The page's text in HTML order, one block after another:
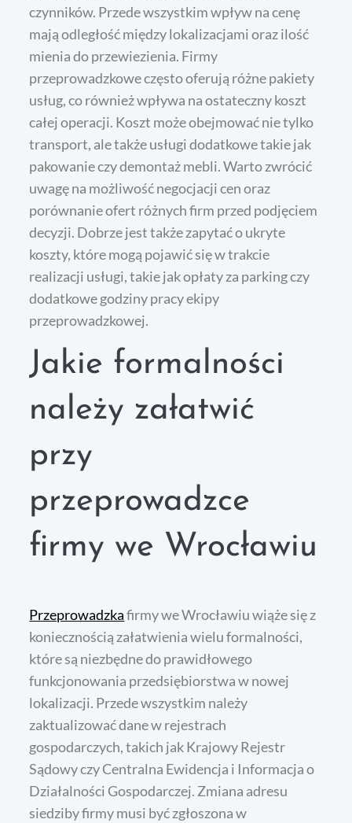
czynników. Przede wszystkim wpływ na cenę
mają odległość między lokalizacjami oraz ilość
mienia do przewiezienia. Firmy
przeprowadzkowe często oferują różne pakiety
usług, co również wpływa na ostateczny koszt
całej operacji. Koszt może obejmować nie tylko
transport, ale także usługi dodatkowe takie jak
pakowanie czy demontaż mebli. Warto zwrócić
uwagę na możliwość negocjacji cen oraz
porównanie ofert różnych firm przed podjęciem
decyzji. Dobrze jest także zapytać o ukryte
koszty, które mogą pojawić się w trakcie
realizacji usługi, takie jak opłaty za parking czy
dodatkowe godziny pracy ekipy
przeprowadzkowej.
Jakie formalności
należy załatwić
przy
przeprowadzce
firmy we Wrocławiu
Przeprowadzkafirmy we Wrocławiu wiąże się z
koniecznością załatwienia wielu formalności,
które są niezbędne do prawidłowego
funkcjonowania przedsiębiorstwa w nowej
lokalizacji. Przede wszystkim należy
zaktualizować dane w rejestrach
gospodarczych, takich jak Krajowy Rejestr
Sądowy czy Centralna Ewidencja i Informacja o
Działalności Gospodarczej. Zmiana adresu
siedziby firmy musi być zgłoszona w